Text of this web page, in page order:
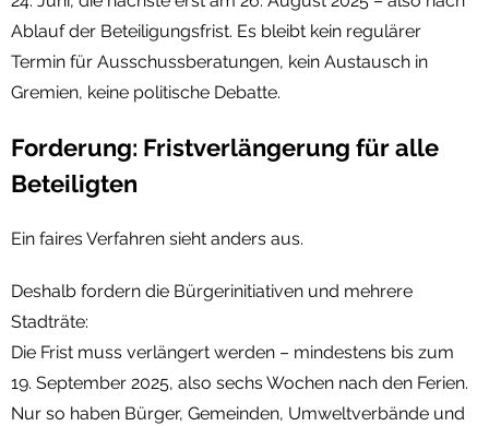
Ablauf der Beteiligungsfrist. Es bleibt kein regulärer
Termin für Ausschussberatungen, kein Austausch in
Gremien, keine politische Debatte.
Forderung: Fristverlängerung für alle
Beteiligten
Ein faires Verfahren sieht anders aus.
Deshalb fordern die Bürgerinitiativen und mehrere
Stadträte:
Die Frist muss verlängert werden – mindestens bis zum
19. September 2025, also sechs Wochen nach den Ferien.
Nur so haben Bürger, Gemeinden, Umweltverbände und